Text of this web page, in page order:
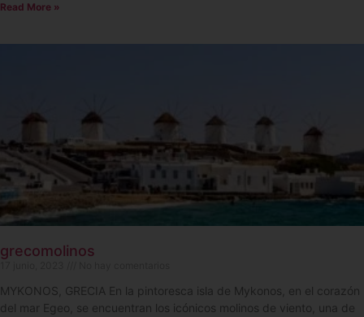
Read More »
grecomolinos
MYKONOS, GRECIA En la pintoresca isla de Mykonos, en el corazón
del mar Egeo, se encuentran los icónicos molinos de viento, una de